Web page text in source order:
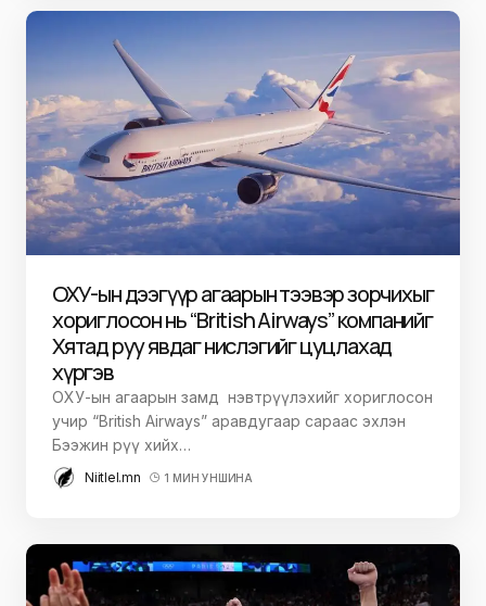
ОХУ-ын дээгүүр агаарын тээвэр зорчихыг
хориглосон нь “British Airways” компанийг
Хятад руу явдаг нислэгийг цуцлахад
хүргэв
ОХУ-ын агаарын замд нэвтрүүлэхийг хориглосон
учир “British Airways” аравдугаар сараас эхлэн
Бээжин рүү хийх…
Niitlel.mn 1 МИН УНШИНА